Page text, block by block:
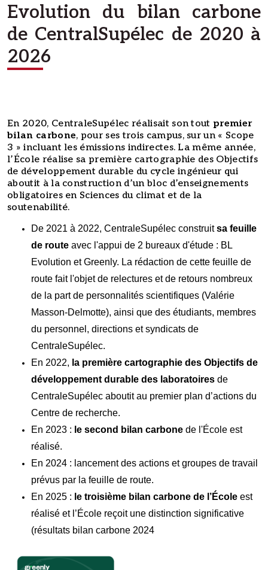
Evolution du bilan carbone
de CentralSupélec de 2020 à
2026
En 2020, CentraleSupélec réalisait son tout premier
bilan carbone, pour ses trois campus, sur un « Scope
3 » incluant les émissions indirectes. La même année,
l’École réalise sa première cartographie des Objectifs
de développement durable du cycle ingénieur qui
aboutit à la construction d’un bloc d’enseignements
obligatoires en Sciences du climat et de la
soutenabilité.
De 2021 à 2022, CentraleSupélec construitsa feuille
de route avec l'appui de 2 bureaux d'étude : BL
Evolution et Greenly. La rédaction de cette feuille de
route fait l'objet de relectures et de retours nombreux
de la part de personnalités scientifiques (Valérie
Masson-Delmotte), ainsi que des étudiants, membres
du personnel, directions et syndicats de
CentraleSupélec.
En 2022, la première cartographie des Objectifs de
développement durable des laboratoires de
CentraleSupélec aboutit au premier plan d’actions du
Centre de recherche.
En 2023 : le second bilan carbone de l'École est
réalisé.
En 2024 : lancement des actions et groupes de travail
prévus par la feuille de route.
En 2025 : le troisième bilan carbone de l’École est
réalisé et l’École reçoit une distinction significative
(résultats bilan carbone 2024
Image